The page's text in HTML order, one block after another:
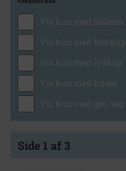
Vis kun med billeder
Vis kun med filmklip
Vis kun med lydklip
Vis kun med kilder
Vis kun med geo-tag
Side 1 af 3